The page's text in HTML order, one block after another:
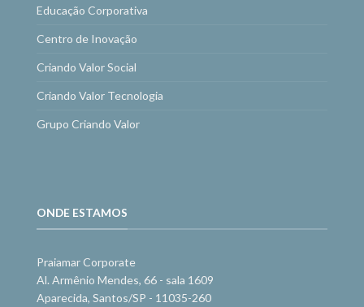
Educação Corporativa
Centro de Inovação
Criando Valor Social
Criando Valor Tecnologia
Grupo Criando Valor
ONDE ESTAMOS
Praiamar Corporate
Al. Armênio Mendes, 66 - sala 1609
Aparecida, Santos/SP - 11035-260